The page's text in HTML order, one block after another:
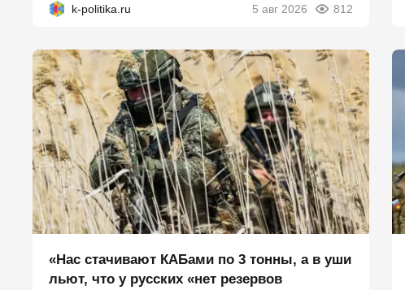
k-politika.ru 5 авг 2026 812
«Нас стачивают КАБами по 3 тонны, а в уши
льют, что у русских «нет резервов